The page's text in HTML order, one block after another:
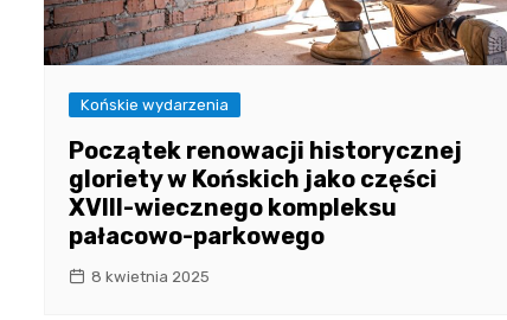
Końskie wydarzenia
Początek renowacji historycznej
gloriety w Końskich jako części
XVIII-wiecznego kompleksu
pałacowo-parkowego
8 kwietnia 2025